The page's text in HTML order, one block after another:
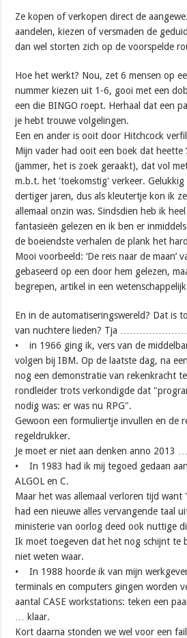
Ze kopen of verkopen direct de
aandelen, kiezen of versmaden de
dan wel storten zich op de voorspelde
Hoe het werkt? Nou, zet 6 mensen op
nummer kiezen uit 1-6, gooi met een
een die BINGO roept. Herhaal dat een
je hebt trouwe volgelingen.
Een en ander is ooit door Hitchcock
Mijn vader had ooit een boek dat heette
(jammer, het is zoek geraakt), dat vol
m.b.t. het 'toekomstig' verkeer.
dertiger jaren, dus als kleutertje kon ik
allemaal onzin was. Sindsdien heb ik
fantasieën gelezen en ik ben er
de boeiendste verhalen de plank het
Mooi voorbeeld: ‘De reis naar de maan’
gebaseerd op een door hem gelezen,
begrepen, artikel in een
En in de automatiseringswereld? Dat is
van nuchtere lieden? Tja
• in 1966 ging ik, vers van de
volgen bij IBM. Op de laatste dag, na
nog een demonstratie van rekenkracht
rondleider trots verkondigde dat
nodig was: er was nu RPG".
Gewoon een formuliertje invullen en de
regeldrukker.
Je moet er niet aan denken anno 2013
• In 1983 had ik mij tegoed gedaan aan
ALGOL en C.
Maar het was allemaal verloren tijd want
had een nieuwe alles vervangende taal
ministerie van oorlog deed ook nuttige
Ik moet toegeven dat het nog schijnt te
niet weten waar.
• In 1988 hoorde ik van mijn
terminals en computers gingen worden
aantal CASE workstations: teken een
… klaar.
Kort daarna stonden we wel voor een